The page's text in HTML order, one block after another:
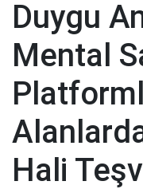
Duygu
Mental
Hali